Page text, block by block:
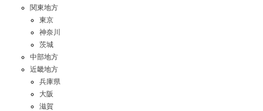
関東地方
東京
神奈川
茨城
中部地方
近畿地方
兵庫県
大阪
滋賀